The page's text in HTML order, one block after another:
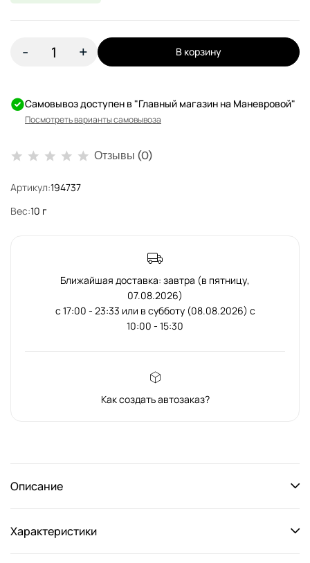
- + В корзину
Самовывоз доступен в "Главный магазин на Маневровой"
Посмотреть варианты самовывоза
Отзывы (0)
Артикул:194737
Вес:10 г
Ближайшая доставка: завтра (в пятницу,
07.08.2026)
с 17:00 - 23:33 или в субботу (08.08.2026) с
10:00 - 15:30
Как создать автозаказ?
Описание
Характеристики